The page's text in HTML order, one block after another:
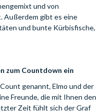
und von
Außerdem gibt es eine
und bunte Kürbisfische,
zum Countdown ein
genannt, Elmo und der
Freunde, die mit Ihnen den
Zeit fühlt sich der Graf